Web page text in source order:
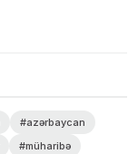
#azərbaycan
#müharibə